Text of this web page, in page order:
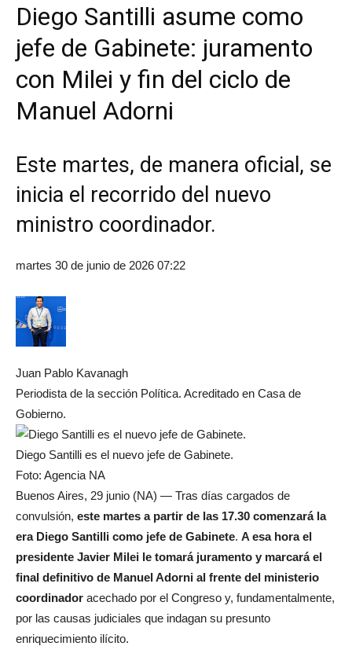
Diego Santilli asume como
jefe de Gabinete: juramento
con Milei y fin del ciclo de
Manuel Adorni
Este martes, de manera oficial, se
inicia el recorrido del nuevo
ministro coordinador.
martes 30 de junio de 2026 07:22
Juan Pablo Kavanagh
Periodista de la sección Política. Acreditado en Casa de
Gobierno.
Diego Santilli es el nuevo jefe de Gabinete.
Foto: Agencia NA
Buenos Aires, 29 junio (NA) — Tras días cargados de
convulsión, este martes a partir de las 17.30 comenzará la
era Diego Santilli como jefe de Gabinete. A esa hora el
presidente Javier Milei le tomará juramento y marcará el
final definitivo de Manuel Adorni al frente del ministerio
coordinador acechado por el Congreso y, fundamentalmente,
por las causas judiciales que indagan su presunto
enriquecimiento ilícito.